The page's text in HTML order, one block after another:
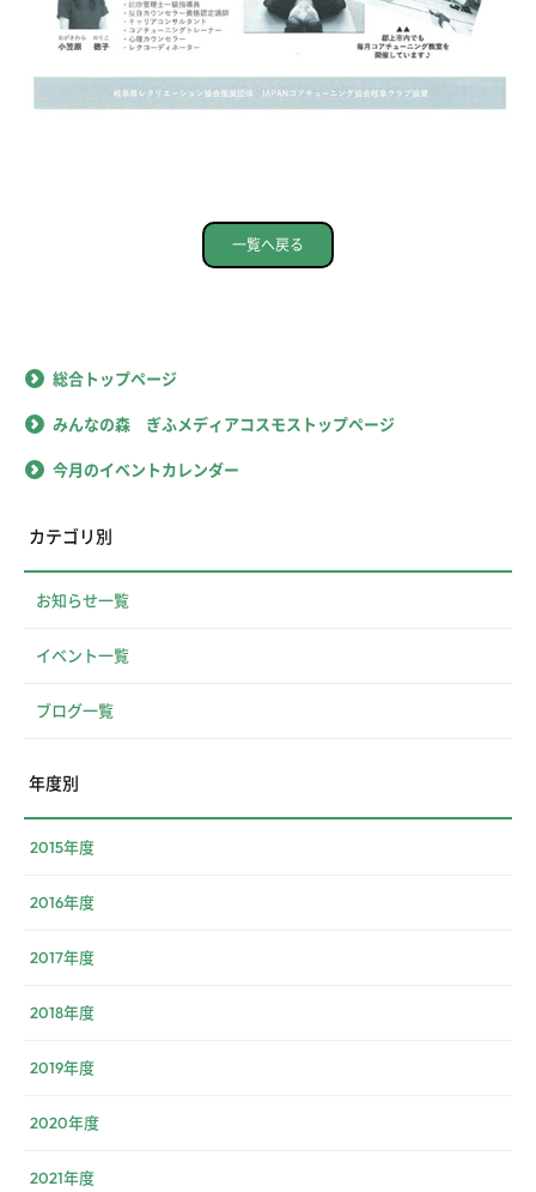
一覧へ戻る
総合トップページ
みんなの森 ぎふメディアコスモストップページ
今月のイベントカレンダー
カテゴリ別
お知らせ一覧
イベント一覧
ブログ一覧
年度別
2015年度
2016年度
2017年度
2018年度
2019年度
2020年度
2021年度